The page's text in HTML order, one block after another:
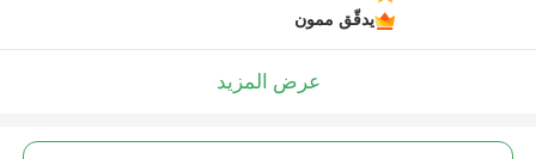
يدقّق ممون
عرض المزيد